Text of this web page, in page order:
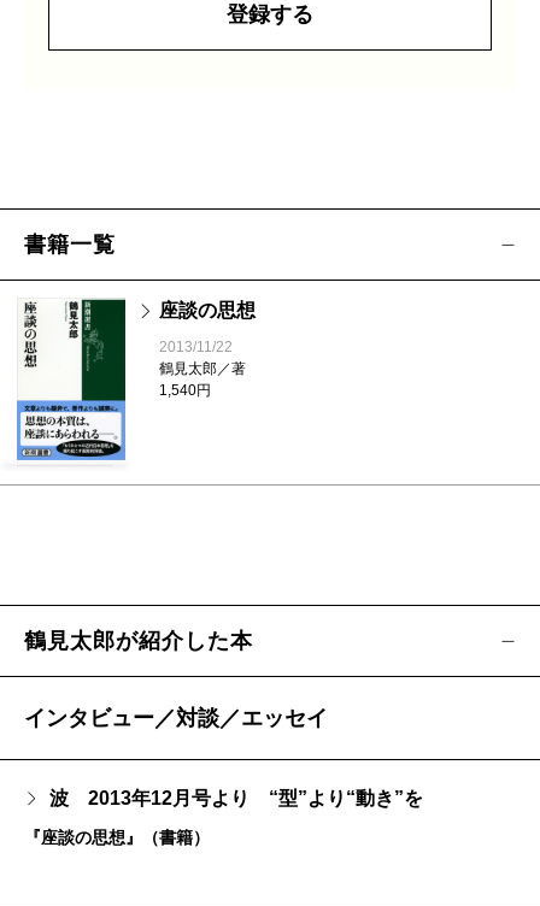
登録する
書籍一覧
座談の思想
2013/11/22
鶴見太郎／著
1,540円
鶴見太郎が紹介した本
インタビュー／対談／エッセイ
波 2013年12月号より “型”より“動き”を
『座談の思想』（書籍）